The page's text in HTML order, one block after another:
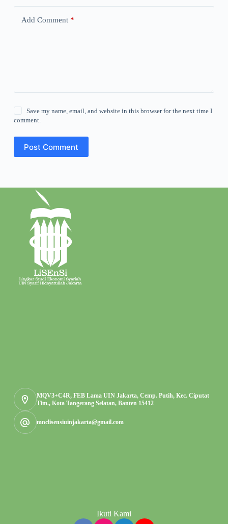
Add Comment*
Save my name, email, and website in this browser for the next time I
comment.
Post Comment
MQV3+C4R, FEB Lama UIN Jakarta, Cemp. Putih, Kec. Ciputat
Tim., Kota Tangerang Selatan, Banten 15412
mnclisensiuinjakarta@gmail.com
Ikuti Kami